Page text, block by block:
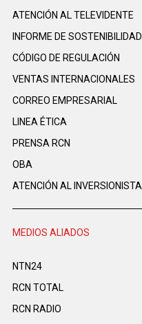
ATENCIÓN AL TELEVIDENTE
INFORME DE SOSTENIBILIDAD
CÓDIGO DE REGULACIÓN
VENTAS INTERNACIONALES
CORREO EMPRESARIAL
LINEA ÉTICA
PRENSA RCN
OBA
ATENCIÓN AL INVERSIONISTA
MEDIOS ALIADOS
NTN24
RCN TOTAL
RCN RADIO